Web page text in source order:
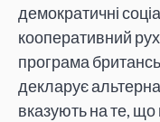
демократичні
кооперативний
програма
декларує
вказують на те, що